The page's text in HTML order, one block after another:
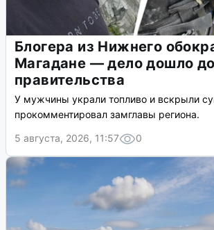
Блогера из Нижнего
Магадане — дело дошло до
правительства
У мужчины украли топливо и вскрыли
прокомментировал замглавы региона.
5 августа, 2026, 11:57
0